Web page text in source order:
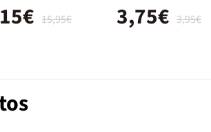
15,95€ 3,95€
3,75€